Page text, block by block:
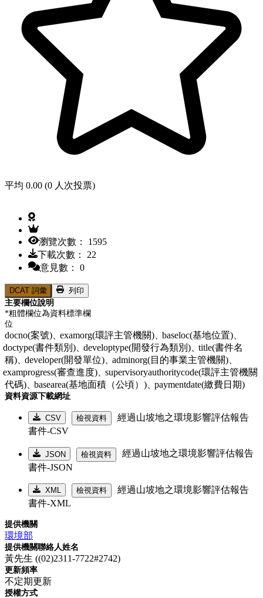
平均 0.00 (0 人次投票)
瀏覽次數： 1595
下載次數： 22
意見數： 0
DCAT 詞彙
列印
主要欄位說明
*粗體欄位為資料標準欄
位
docno(案號)、examorg(環評主管機關)、baseloc(基地位置)、
doctype(書件類別)、developtype(開發行為類別)、title(書件名
稱)、developer(開發單位)、adminorg(目的事業主管機關)、
examprogress(審查進度)、supervisoryauthoritycode(環評主管機關
代碼)、basearea(基地面積（公頃）)、paymentdate(繳費日期)
資料資源下載網址
CSV 檢視資料
經過山坡地之環境影響評估報告
書件-CSV
JSON 檢視資料
經過山坡地之環境影響評估報告
書件-JSON
XML 檢視資料
經過山坡地之環境影響評估報告
書件-XML
提供機關
環境部
提供機關聯絡人姓名
黃先生 ((02)2311-7722#2742)
更新頻率
不定期更新
授權方式